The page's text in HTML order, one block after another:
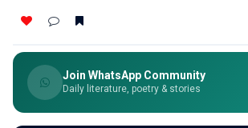
Join WhatsApp Community
Daily literature, poetry & stories